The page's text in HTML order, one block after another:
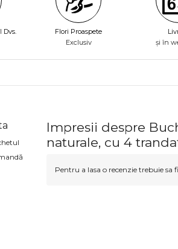
Flori Proaspete
Exclusiv
și în
Impresii despre
naturale, cu 4
Pentru a lasa o recenzie trebuie